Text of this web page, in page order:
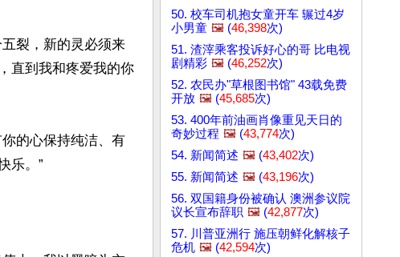
裂，新的灵必须来
直到我和疼爱我的你
的心保持纯洁、有
乐。”
50. 校车司机抱女童开车 辗过4岁
小男童 🖼️ (46,398次)
51. 渣滓乘客投诉好心的哥 比电视
剧精彩 🖼️ (46,252次)
52. 农民办"草根图书馆" 43载免费
开放 🖼️ (45,685次)
53. 400年前油画肖像重见天日的
奇妙过程 🖼️ (43,774次)
54. 新闻简述 🖼️ (43,402次)
55. 新闻简述 🖼️ (43,196次)
56. 双国籍身份被确认 澳洲参议院
议长宣布辞职 🖼️ (42,877次)
57. 川普亚洲行 施压朝鲜化解核子
危机 🖼️ (42,594次)